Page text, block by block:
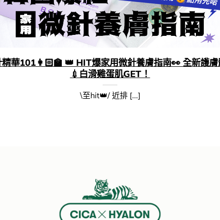
華101👩🏻‍🏫​ 👑​ HIT爆家用微針養膚指南👀 全新護
💉白滑​雞蛋肌GET！
\至hit👑/ 近排 [...]